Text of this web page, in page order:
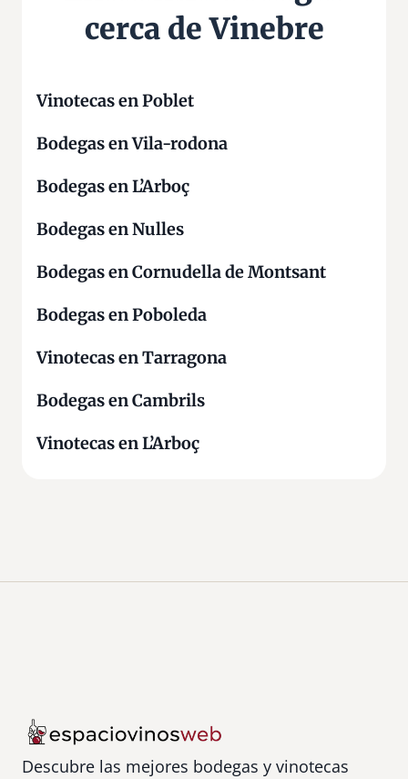
e
u
cerca de Vinebre
Vinotecas en Poblet
Bodegas en Vila-rodona
Bodegas en L’Arboç
Bodegas en Nulles
Bodegas en Cornudella de Montsant
Bodegas en Poboleda
Vinotecas en Tarragona
Bodegas en Cambrils
Vinotecas en L’Arboç
Descubre las mejores bodegas y vinotecas